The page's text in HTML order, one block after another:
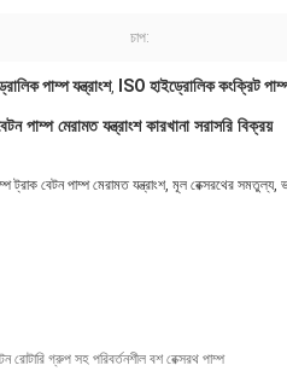
চাপ:
পাম্প যন্ত্রাংশ, ISO হাইড্রোলিক কংক্রিট পাম্প
মেরামত যন্ত্রাংশ কারখানা সরাসরি বিক্রয়
বেটন পাম্প মেরামত যন্ত্রাংশ, মূল রেক্সরথের সমতুল্য,
রোটারি গ্রুপ সহ পরিবর্তনশীল বশ রেক্সরথ পাম্প